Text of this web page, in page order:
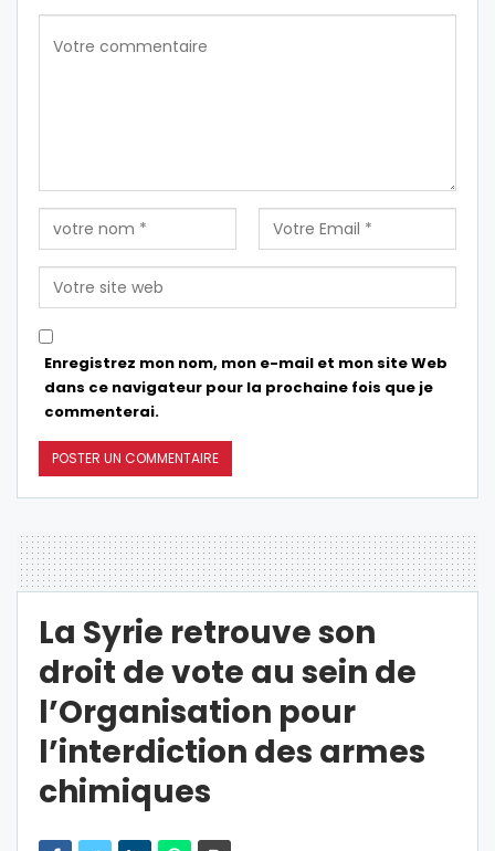
Enregistrez mon nom, mon e-mail et mon site Web
dans ce navigateur pour la prochaine fois que je
commenterai.
La Syrie retrouve son
droit de vote au sein de
l’Organisation pour
l’interdiction des armes
chimiques